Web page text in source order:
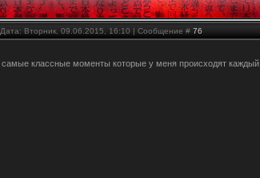
Дата: Вторник, 09.06.2015, 16:10 | Сообщение # 76
самые классные моменты которые у меня происходят